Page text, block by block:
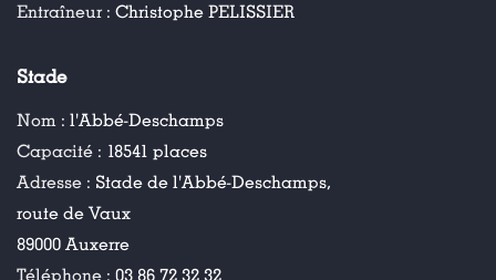
Entraîneur : Christophe PELISSIER
Stade
Nom : l'Abbé-Deschamps
Capacité : 18541 places
Adresse : Stade de l'Abbé-Deschamps,
route de Vaux
89000 Auxerre
Téléphone : 03 86 72 32 32